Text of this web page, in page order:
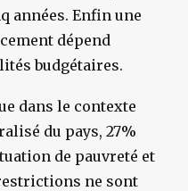
années. Enfin une
dépend
budgétaires.
dans le contexte
du pays, 27%
de pauvreté et
ne sont